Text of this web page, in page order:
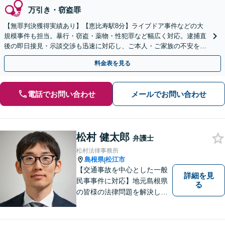
万引き・窃盗罪
【無罪判決獲得実績あり】【恵比寿駅8分】ライブドア事件などの大
規模事件も担当。暴行・窃盗・薬物・性犯罪など幅広く対応。逮捕直
後の即日接見・示談交渉も迅速に対応し、ご本人・ご家族の不安を最
小限に抑えます。【初回相談可能】【WEB面談可能】
料金表を見る
電話でお問い合わせ メールでお問い合わせ
松村 健太郎 弁護士
松村法律事務所
島根県|松江市
【交通事故を中心とした一般
民事事件に対応】地元島根県
の皆様の法律問題を解決し、
詳細を見
る